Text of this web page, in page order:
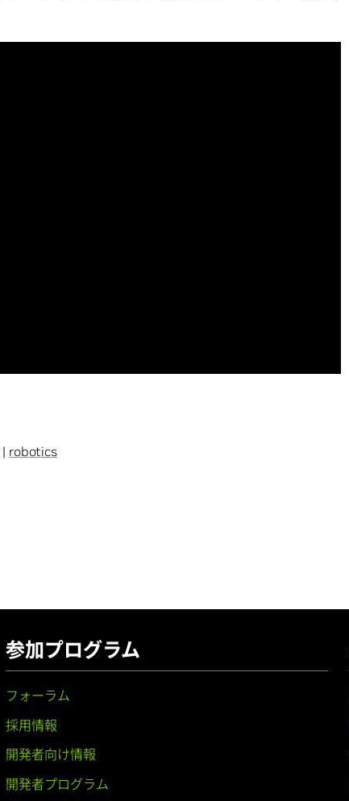
| robotics
参加プログラム
フォーラム
採用情報
開発者向け情報
開発者プログラム